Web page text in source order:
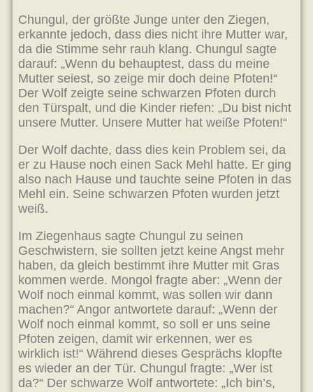
Chungul, der größte Junge unter den Ziegen,
erkannte jedoch, dass dies nicht ihre Mutter war,
da die Stimme sehr rauh klang. Chungul sagte
darauf: „Wenn du behauptest, dass du meine
Mutter seiest, so zeige mir doch deine Pfoten!“
Der Wolf zeigte seine schwarzen Pfoten durch
den Türspalt, und die Kinder riefen: „Du bist nicht
unsere Mutter. Unsere Mutter hat weiße Pfoten!“
Der Wolf dachte, dass dies kein Problem sei, da
er zu Hause noch einen Sack Mehl hatte. Er ging
also nach Hause und tauchte seine Pfoten in das
Mehl ein. Seine schwarzen Pfoten wurden jetzt
weiß.
Im Ziegenhaus sagte Chungul zu seinen
Geschwistern, sie sollten jetzt keine Angst mehr
haben, da gleich bestimmt ihre Mutter mit Gras
kommen werde. Mongol fragte aber: „Wenn der
Wolf noch einmal kommt, was sollen wir dann
machen?“ Angor antwortete darauf: „Wenn der
Wolf noch einmal kommt, so soll er uns seine
Pfoten zeigen, damit wir erkennen, wer es
wirklich ist!“ Während dieses Gesprächs klopfte
es wieder an der Tür. Chungul fragte: „Wer ist
da?“ Der schwarze Wolf antwortete: „Ich bin’s,